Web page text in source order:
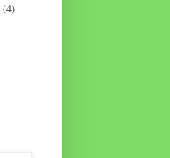
(4)